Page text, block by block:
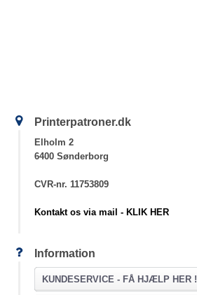
Printerpatroner.dk
Elholm 2
6400 Sønderborg
CVR-nr. 11753809
Kontakt os via mail - KLIK HER
Information
KUNDESERVICE - FÅ HJÆLP HER !